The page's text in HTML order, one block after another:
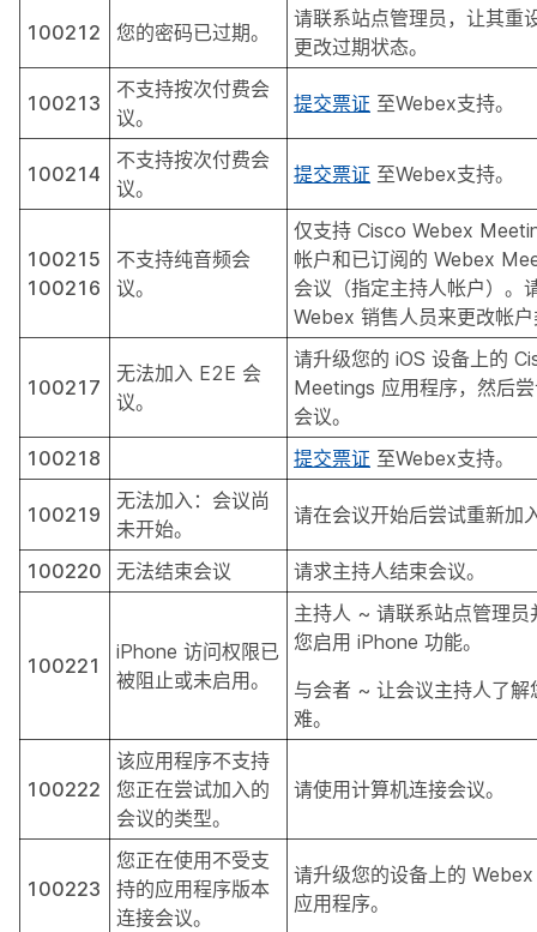
100212 您的密码已过期。
请联系站点管理员，让其重
更改过期状态。
100213
不支持按次付费会
议。
提交票证 至Webex支持。
100214
不支持按次付费会
议。
提交票证 至Webex支持。
100215
100216
不支持纯音频会
议。
仅支持 Cisco Webex
帐户和已订阅的 Webex
会议（指定主持人帐户）。
Webex 销售人员来更改帐
100217
无法加入 E2E 会
议。
请升级您的 iOS 设备上的
Meetings 应用程序，然后
会议。
100218
提交票证 至Webex支持。
100219
无法加入：会议尚
未开始。
请在会议开始后尝试重新加
100220 无法结束会议 请求主持人结束会议。
100221
iPhone 访问权限已
被阻止或未启用。
主持人 ~ 请联系站点管理员
您启用 iPhone 功能。
与会者 ~ 让会议主持人了解
难。
100222
该应用程序不支持
您正在尝试加入的
会议的类型。
请使用计算机连接会议。
100223
您正在使用不受支
持的应用程序版本
连接会议。
请升级您的设备上的
应用程序。